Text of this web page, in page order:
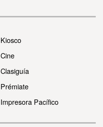
Kiosco
Cine
Clasiguía
Prémiate
Impresora Pacífico